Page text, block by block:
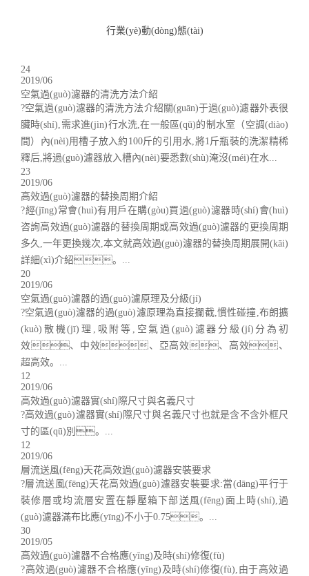
行業(yè)動(dòng)態(tài)
24
2019/06
空氣過(guò)濾器的清洗方法介紹
?空氣過(guò)濾器的清洗方法介紹關(guān)于過(guò)濾器外表很
臟時(shí),需求進(jìn)行水洗,在一般區(qū)的制水室（空調(diào)
間）內(nèi)用槽子放入約100斤的引用水,將1斤瓶裝的洗潔精稀
釋后,將過(guò)濾器放入槽內(nèi)要悉數(shù)淹沒(méi)在水...
23
2019/06
高效過(guò)濾器的替換周期介紹
?經(jīng)常會(huì)有用戶在購(gòu)買過(guò)濾器時(shí)會(huì)
咨詢高效過(guò)濾器的替換周期或高效過(guò)濾器的更換周期
多久,一年更換幾次,本文就高效過(guò)濾器的替換周期展開(kāi)
詳細(xì)介紹。...
20
2019/06
空氣過(guò)濾器的過(guò)濾原理及分級(jí)
?空氣過(guò)濾器的過(guò)濾原理為直接攔截,慣性碰撞,布朗擴
(kuò)散機(jī)理,吸附等,空氣過(guò)濾器分級(jí)分為初
效、中效、亞高效、高效、
超高效。...
12
2019/06
高效過(guò)濾器實(shí)際尺寸與名義尺寸
?高效過(guò)濾器實(shí)際尺寸與名義尺寸也就是含不含外框尺
寸的區(qū)別。...
12
2019/06
層流送風(fēng)天花高效過(guò)濾器安裝要求
?層流送風(fēng)天花高效過(guò)濾器安裝要求:當(dāng)平行于
裝修層或均流層安置在靜壓箱下部送風(fēng)面上時(shí),過
(guò)濾器滿布比應(yīng)不小于0.75。...
30
2019/05
高效過(guò)濾器不合格應(yīng)及時(shí)修復(fù)
?高效過(guò)濾器不合格應(yīng)及時(shí)修復(fù),由于高效過